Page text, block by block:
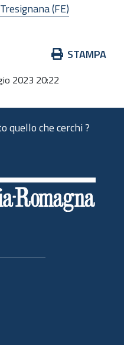
(FE)
STAMPA
2023 20:22
quello che cerchi ?